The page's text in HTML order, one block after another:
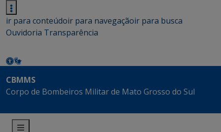
ir para conteúdoir para navegaçãoir para busca
Ouvidoria Transparência
CBMMS
Corpo de Bombeiros Militar de Mato Grosso do Sul